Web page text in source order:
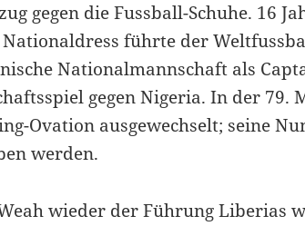
gegen die Fussball-Schuhe. 16
führte der
Nationalmannschaft als
gegen Nigeria. In der 79.
Ovation ausgewechselt; seine
werden.
wieder der Führung Liberias